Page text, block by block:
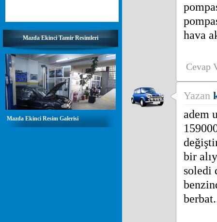
Mazda Ekinci Tamir Resimleri
Mazda Ekinci Resim Galerisi
hava
Cevap
Yazan
adem
bir
soledi